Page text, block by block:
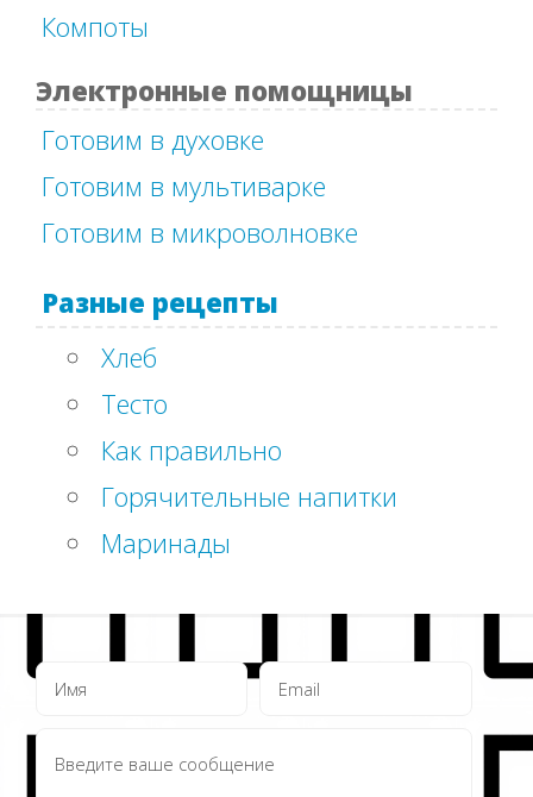
Компоты
Электронные помощницы
Готовим в духовке
Готовим в мультиварке
Готовим в микроволновке
Разные рецепты
Хлеб
Тесто
Как правильно
Горячительные напитки
Маринады